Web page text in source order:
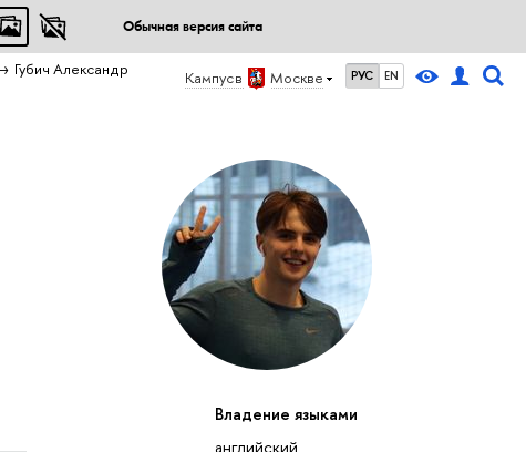
Обычная версия сайта
Кампус в Москве РУС EN
Губич Александр
Владение языками